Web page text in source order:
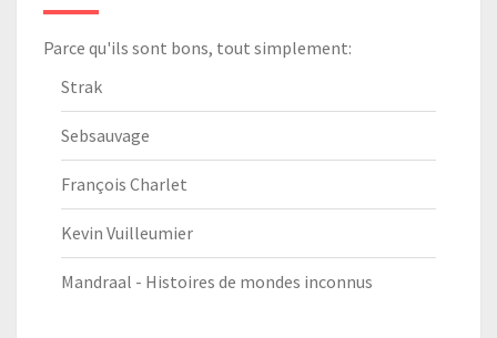
Parce qu'ils sont bons, tout simplement:
Strak
Sebsauvage
François Charlet
Kevin Vuilleumier
Mandraal - Histoires de mondes inconnus